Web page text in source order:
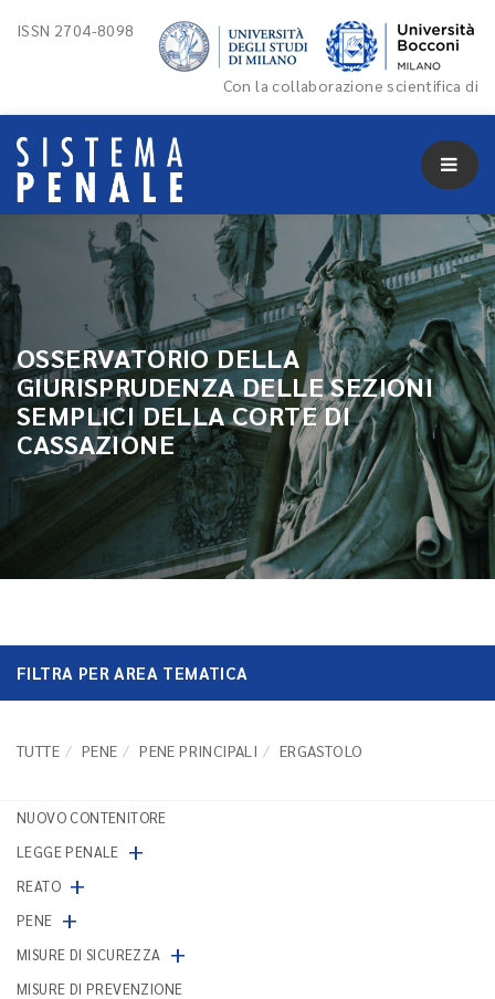
ISSN 2704-8098
Con la collaborazione scientifica di
OSSERVATORIO DELLA
GIURISPRUDENZA DELLE SEZIONI
SEMPLICI DELLA CORTE DI
CASSAZIONE
FILTRA PER AREA TEMATICA
TUTTE PENE PENE PRINCIPALI ERGASTOLO
NUOVO CONTENITORE
LEGGE PENALE +
REATO +
PENE +
MISURE DI SICUREZZA +
MISURE DI PREVENZIONE